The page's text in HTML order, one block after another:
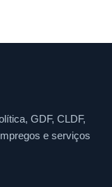
GDF, CLDF,
e serviços